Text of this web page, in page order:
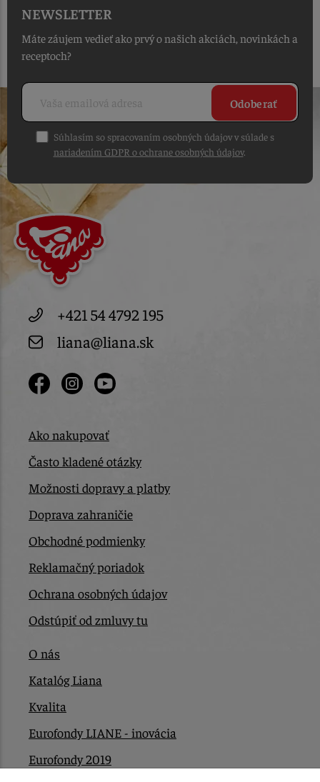
NEWSLETTER
Máte záujem vedieť ako prvý o našich akciách, novinkách a
receptoch?
Odoberať
Súhlasím so spracovaním osobných údajov v súlade s
nariadením GDPR o ochrane osobných údajov.
+421 54 4792 195
liana@liana.sk
Ako nakupovať
Často kladené otázky
Možnosti dopravy a platby
Doprava zahraničie
Obchodné podmienky
Reklamačný poriadok
Ochrana osobných údajov
Odstúpiť od zmluvy tu
O nás
Katalóg Liana
Kvalita
Eurofondy LIANE - inovácia
Eurofondy 2019